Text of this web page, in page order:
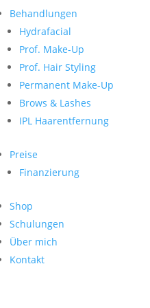
Behandlungen
Hydrafacial
Prof. Make-Up
Prof. Hair Styling
Permanent Make-Up
Brows & Lashes
IPL Haarentfernung
Preise
Finanzierung
Shop
Schulungen
Über mich
Kontakt
nach:
Neueste Kommentare
Archiv
Kategorien
Keine Kategorien
Meta
Anmelden
Feed der Einträge
WordPress.org
Search
nach:
Archive
Kontakt
Impressum
Datenschutz